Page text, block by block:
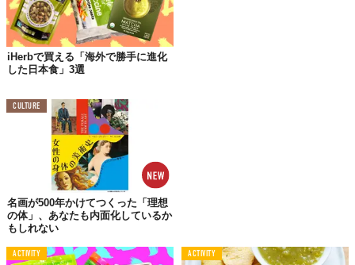
iHerbで買える「海外で勝手に進化
した日本食」3選
CULTURE
名画が500年かけてつくった「理想
の体」、あなたも内面化しているか
もしれない
ACTIVITY ACTIVITY